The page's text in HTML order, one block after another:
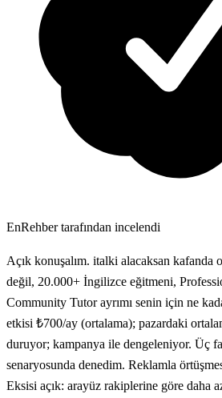
EnRehber tarafından incelendi
Açık konuşalım. italki alacaksan kafanda
değil, 20.000+ İngilizce eğitmeni,
Community Tutor ayrımı senin için ne
etkisi ₺700/ay (ortalama); pazardaki
duruyor; kampanya ile dengeleniyor. Üç
senaryosunda denedim. Reklamla
Eksisi açık: arayüz rakiplerine göre daha